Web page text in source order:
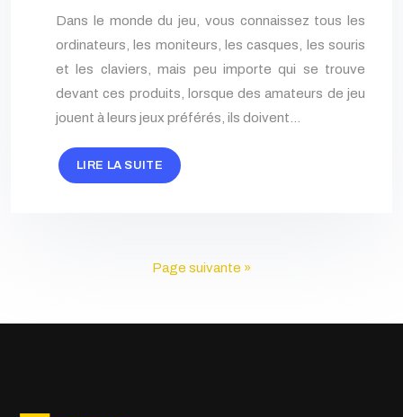
Dans le monde du jeu, vous connaissez tous les
ordinateurs, les moniteurs, les casques, les souris
et les claviers, mais peu importe qui se trouve
devant ces produits, lorsque des amateurs de jeu
jouent à leurs jeux préférés, ils doivent…
LIRE LA SUITE
Page suivante »